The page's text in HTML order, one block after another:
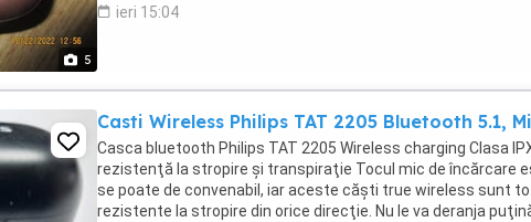
5
ieri 15:04
Casti Wireless Philips TAT 2205 Bluetooth 5.1,
Casca bluetooth Philips TAT 2205 Wireless charging Clasa
rezistenţă la stropire şi transpiraţie Tocul mic de încărcare
se poate de convenabil, iar aceste căşti true wireless sunt
rezistente la stropire din orice direcţie. Nu le va deranja